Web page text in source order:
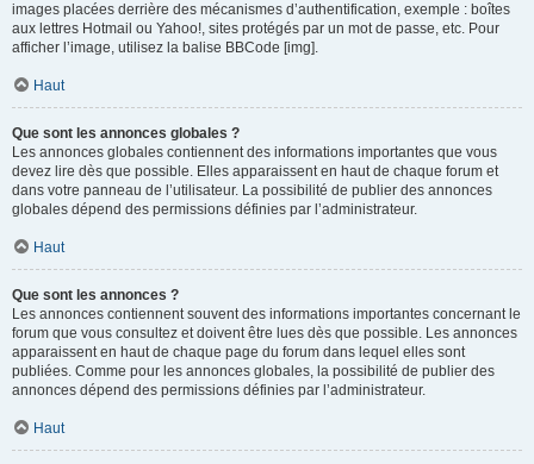
images placées derrière des mécanismes d’authentification, exemple : boîtes
aux lettres Hotmail ou Yahoo!, sites protégés par un mot de passe, etc. Pour
afficher l’image, utilisez la balise BBCode [img].
Haut
Que sont les annonces globales ?
Les annonces globales contiennent des informations importantes que vous
devez lire dès que possible. Elles apparaissent en haut de chaque forum et
dans votre panneau de l’utilisateur. La possibilité de publier des annonces
globales dépend des permissions définies par l’administrateur.
Haut
Que sont les annonces ?
Les annonces contiennent souvent des informations importantes concernant le
forum que vous consultez et doivent être lues dès que possible. Les annonces
apparaissent en haut de chaque page du forum dans lequel elles sont
publiées. Comme pour les annonces globales, la possibilité de publier des
annonces dépend des permissions définies par l’administrateur.
Haut